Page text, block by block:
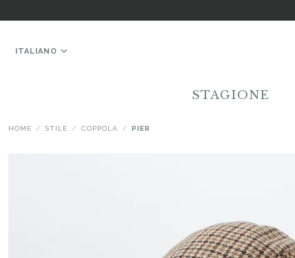
ITALIANO
STAGIONE
HOME STILE COPPOLA PIER